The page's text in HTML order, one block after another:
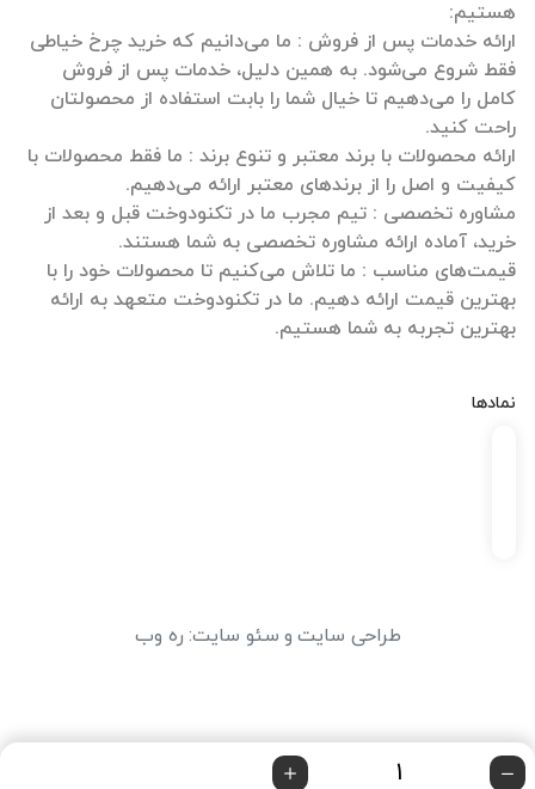
ارائه خدمات پس از فروش : ما می‌دانیم که خرید چرخ خیاطی
فقط شروع می‌شود. به همین دلیل، خدمات پس از فروش
کامل را می‌دهیم تا خیال شما را بابت استفاده از محصولتان
ارائه محصولات با برند معتبر و تنوع برند : ما فقط محصولات با
مشاوره تخصصی : تیم مجرب ما در تکنودوخت قبل و بعد از
قیمت‌های مناسب : ما تلاش می‌کنیم تا محصولات خود را با
بهترین قیمت ارائه دهیم. ما در تکنودوخت متعهد به ارائه
بهترین تجربه به شما هستیم.
نمادها
طراحی سایت و سئو سایت: ره وب